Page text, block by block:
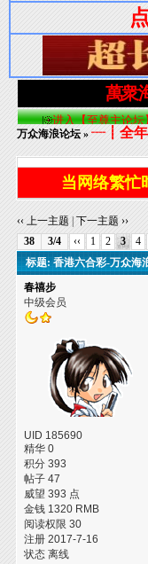
万众海浪论坛 »┈┋全
当网络繁忙
‹‹ 上一主题 |下一主题 ››
38
3/4 ‹‹ 1 2 3 4
标题: 香港六合彩-万众海
春禧步
中级会员
UID 185690
精华 0
积分 393
帖子 47
威望 393 点
金钱 1320 RMB
阅读权限 30
注册 2017-7-16
状态 离线